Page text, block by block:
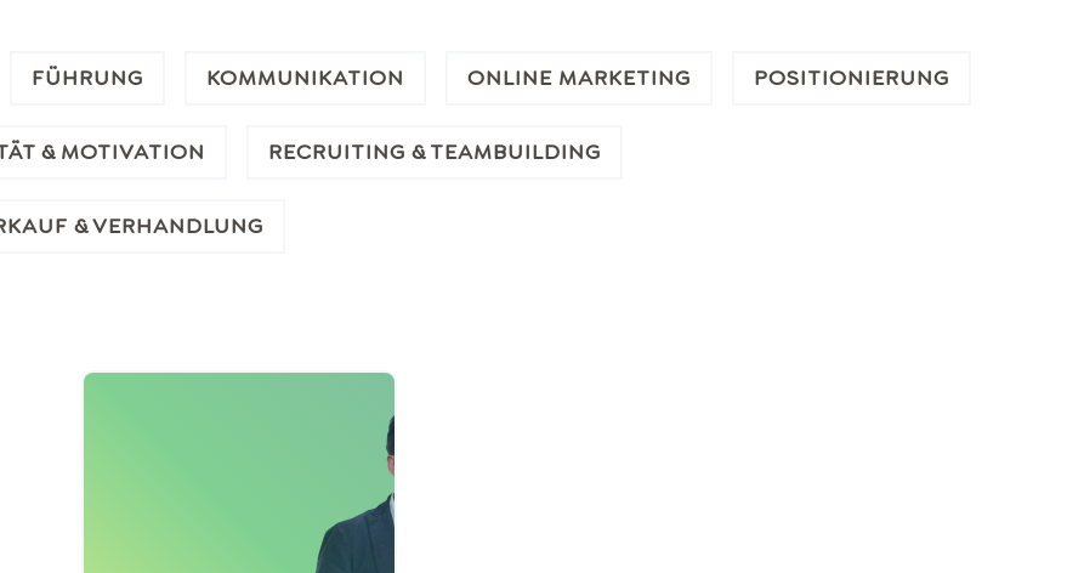
FÜHRUNG KOMMUNIKATION ONLINE MARKETING POSITIONIERUNG
& MOTIVATION RECRUITING & TEAMBUILDING
& VERHANDLUNG